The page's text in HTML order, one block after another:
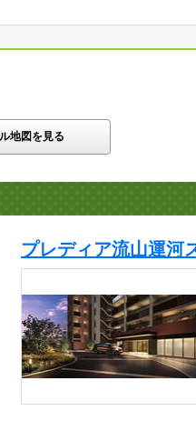
地図を見る
プレディア流山運河